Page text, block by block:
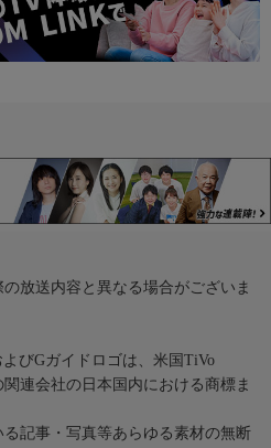
放送内容と異なる場合がございま
びGガイドロゴは、米国TiVo
連会社の日本国内における商標ま
記事・写真等あらゆる素材の無断